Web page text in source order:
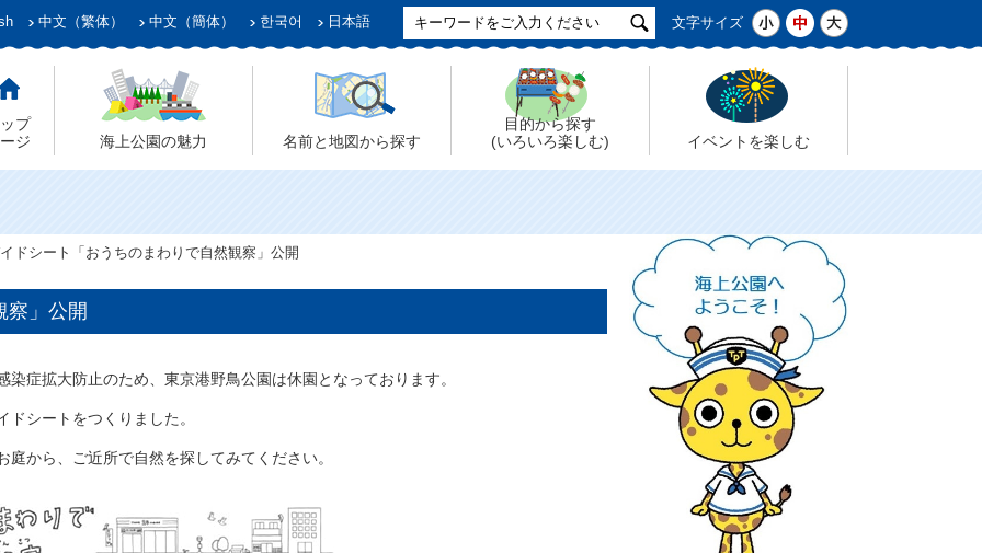
中文（繁体） 中文（簡体） 한국어 日本語 文字サイズ
ップ
ジ
海上公園の魅力 名前と地図から探す
目的から探す
(いろいろ楽しむ)
イベントを楽しむ
ドシート「おうちのまわりで自然観察」公開
察」公開
症拡大防止のため、東京港野鳥公園は休園となっております。
シートをつくりました。
から、ご近所で自然を探してみてください。